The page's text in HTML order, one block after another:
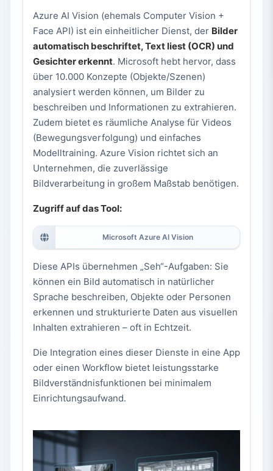
Azure AI Vision (ehemals Computer Vision +
Face API) ist ein einheitlicher Dienst, der Bilder
automatisch beschriftet, Text liest (OCR) und
Gesichter erkennt. Microsoft hebt hervor, dass
über 10.000 Konzepte (Objekte/Szenen)
analysiert werden können, um Bilder zu
beschreiben und Informationen zu extrahieren.
Zudem bietet es räumliche Analyse für Videos
(Bewegungsverfolgung) und einfaches
Modelltraining. Azure Vision richtet sich an
Unternehmen, die zuverlässige
Bildverarbeitung in großem Maßstab benötigen.
Zugriff auf das Tool:
Microsoft Azure AI Vision
Diese APIs übernehmen „Seh“-Aufgaben: Sie
können ein Bild automatisch in natürlicher
Sprache beschreiben, Objekte oder Personen
erkennen und strukturierte Daten aus visuellen
Inhalten extrahieren – oft in Echtzeit.
Die Integration eines dieser Dienste in eine App
oder einen Workflow bietet leistungsstarke
Bildverständnisfunktionen bei minimalem
Einrichtungsaufwand.